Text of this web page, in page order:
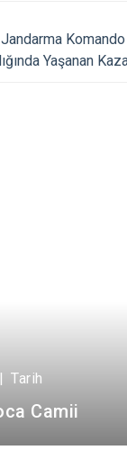
Jandarma
Yaşanan
| Tarih
Camii